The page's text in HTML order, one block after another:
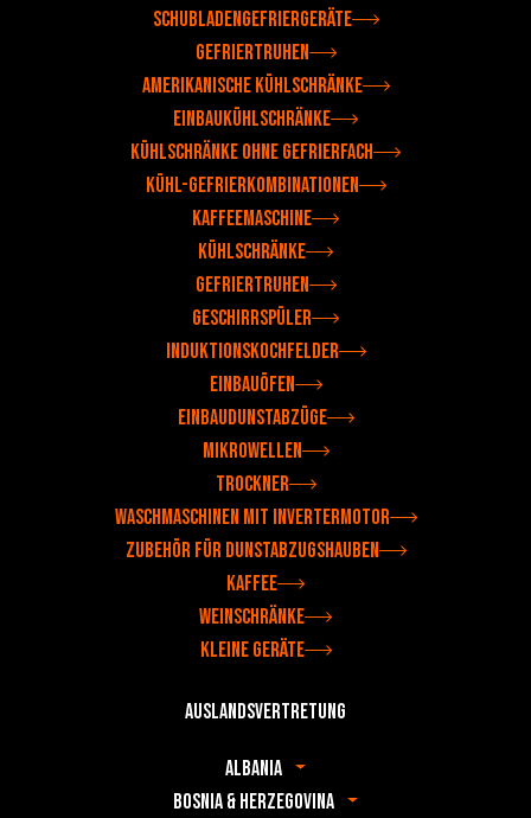
Schubladengefriergeräte
Gefriertruhen
Amerikanische Kühlschränke
Einbaukühlschränke
Kühlschränke ohne Gefrierfach
Kühl-Gefrierkombinationen
Kaffeemaschine
Kühlschränke
Gefriertruhen
Geschirrspüler
Induktionskochfelder
Einbauöfen
Einbaudunstabzüge
Mikrowellen
Trockner
Waschmaschinen mit Invertermotor
Zubehör für Dunstabzugshauben
Kaffee
Weinschränke
Kleine Geräte
Auslandsvertretung
Albania
Bosnia & Herzegovina